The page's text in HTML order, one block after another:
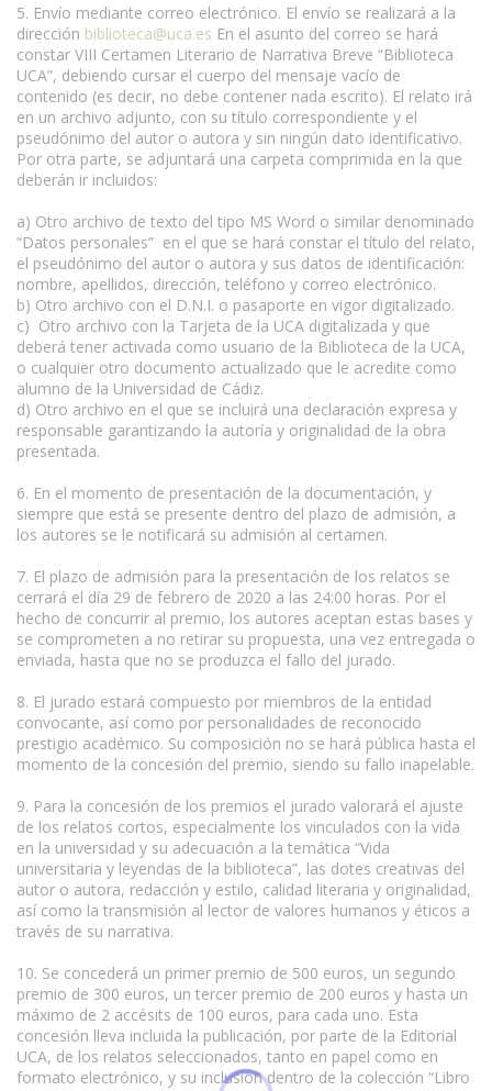
5. Envío mediante correo electrónico. El envío se realizará a la
dirección biblioteca@uca.es En el asunto del correo se hará
constar VIII Certamen Literario de Narrativa Breve “Biblioteca
UCA”, debiendo cursar el cuerpo del mensaje vacío de
contenido (es decir, no debe contener nada escrito). El relato irá
en un archivo adjunto, con su título correspondiente y el
pseudónimo del autor o autora y sin ningún dato identificativo.
Por otra parte, se adjuntará una carpeta comprimida en la que
deberán ir incluidos:
a) Otro archivo de texto del tipo MS Word o similar denominado
“Datos personales” en el que se hará constar el título del relato,
el pseudónimo del autor o autora y sus datos de identificación:
nombre, apellidos, dirección, teléfono y correo electrónico.
b) Otro archivo con el D.N.I. o pasaporte en vigor digitalizado.
c) Otro archivo con la Tarjeta de la UCA digitalizada y que
deberá tener activada como usuario de la Biblioteca de la UCA,
o cualquier otro documento actualizado que le acredite como
alumno de la Universidad de Cádiz.
d) Otro archivo en el que se incluirá una declaración expresa y
responsable garantizando la autoría y originalidad de la obra
presentada.
6. En el momento de presentación de la documentación, y
siempre que está se presente dentro del plazo de admisión, a
los autores se le notificará su admisión al certamen.
7. El plazo de admisión para la presentación de los relatos se
cerrará el día 29 de febrero de 2020 a las 24:00 horas. Por el
hecho de concurrir al premio, los autores aceptan estas bases y
se comprometen a no retirar su propuesta, una vez entregada o
enviada, hasta que no se produzca el fallo del jurado.
8. El jurado estará compuesto por miembros de la entidad
convocante, así como por personalidades de reconocido
prestigio académico. Su composición no se hará pública hasta el
momento de la concesión del premio, siendo su fallo inapelable.
9. Para la concesión de los premios el jurado valorará el ajuste
de los relatos cortos, especialmente los vinculados con la vida
en la universidad y su adecuación a la temática “Vida
universitaria y leyendas de la biblioteca”, las dotes creativas del
autor o autora, redacción y estilo, calidad literaria y originalidad,
así como la transmisión al lector de valores humanos y éticos a
través de su narrativa.
10. Se concederá un primer premio de 500 euros, un segundo
premio de 300 euros, un tercer premio de 200 euros y hasta un
máximo de 2 accésits de 100 euros, para cada uno. Esta
concesión lleva incluida la publicación, por parte de la Editorial
UCA, de los relatos seleccionados, tanto en papel como en
formato electrónico, y su inclusión dentro de la colección “Libro